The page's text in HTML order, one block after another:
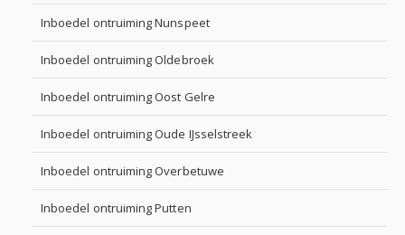
Inboedel ontruiming Nunspeet
Inboedel ontruiming Oldebroek
Inboedel ontruiming Oost Gelre
Inboedel ontruiming Oude IJsselstreek
Inboedel ontruiming Overbetuwe
Inboedel ontruiming Putten